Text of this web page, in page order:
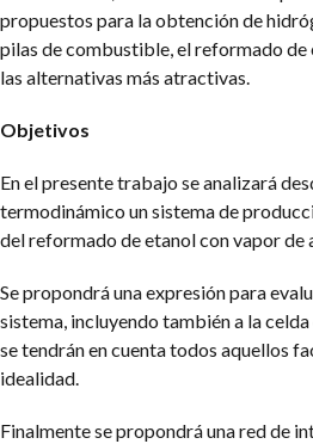
propuestos para la obtención de
pilas de combustible, el reformado de
las alternativas más atractivas.
Objetivos
En el presente trabajo se analizará
termodinámico un sistema de
del reformado de etanol con vapor de
Se propondrá una expresión para
sistema, incluyendo también a la
se tendrán en cuenta todos aquellos
idealidad.
Finalmente se propondrá una red de